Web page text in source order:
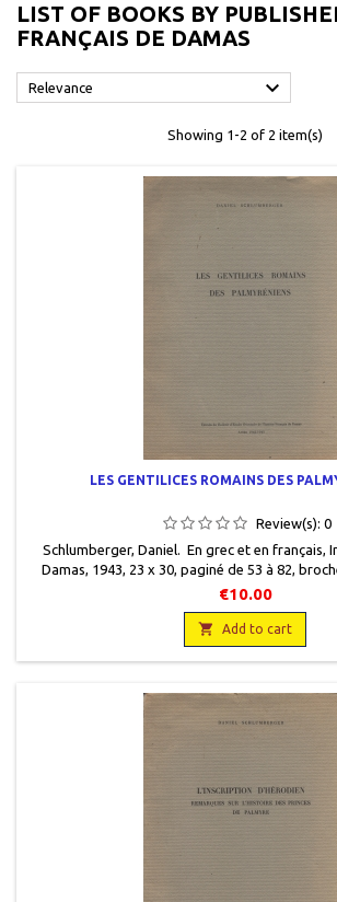
LIST OF BOOKS BY
FRANÇAIS DE DAMAS
Relevance 
Showing 1-2 of 2 item(s)
LES GENTILICES ROMAINS DES
Review(s): 0
Schlumberger, Daniel. En grec et en français,
Damas, 1943, 23 x 30, paginé de 53 à 82,
part. Etat correct. Non coupé.
€10.00
 Add to cart